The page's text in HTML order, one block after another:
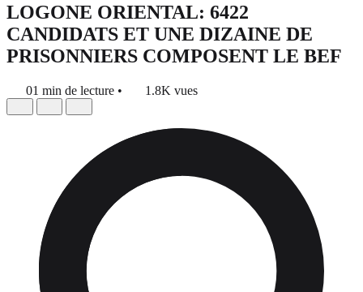
LOGONE ORIENTAL: 6422
CANDIDATS ET UNE DIZAINE DE
PRISONNIERS COMPOSENT LE BEF
01 min de lecture • 1.8K vues